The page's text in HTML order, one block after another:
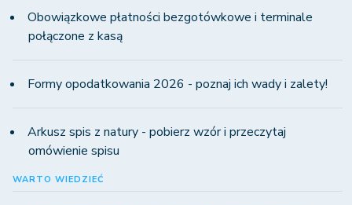
Obowiązkowe płatności bezgotówkowe i terminale
połączone z kasą
Formy opodatkowania 2026 - poznaj ich wady i zalety!
Arkusz spis z natury - pobierz wzór i przeczytaj
omówienie spisu
WARTO WIEDZIEĆ